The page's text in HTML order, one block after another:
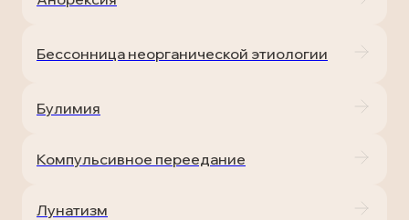
Бессонница неорганической этиологии
Булимия
Компульсивное переедание
Лунатизм